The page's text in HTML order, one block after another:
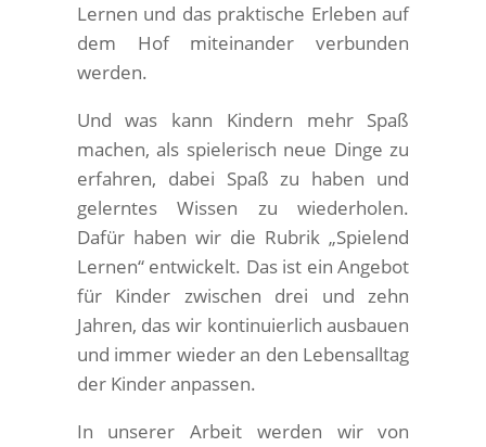
Lernen und das praktische Erleben auf
dem Hof miteinander verbunden
werden.
Und was kann Kindern mehr Spaß
machen, als spielerisch neue Dinge zu
erfahren, dabei Spaß zu haben und
gelerntes Wissen zu wiederholen.
Dafür haben wir die Rubrik „Spielend
Lernen“ entwickelt. Das ist ein Angebot
für Kinder zwischen drei und zehn
Jahren, das wir kontinuierlich ausbauen
und immer wieder an den Lebensalltag
der Kinder anpassen.
In unserer Arbeit werden wir von